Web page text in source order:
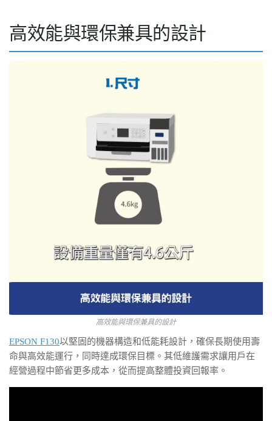
高效能與環保兼具的設計
高效能與環保兼具的設計
EPSON F130以堅固的機器構造和低能耗設計，確保長期使用壽
命與高效能運行，同時達成環保目標。其低維護需求讓用戶在
經營過程中節省更多成本，從而提高整體投資回報率。